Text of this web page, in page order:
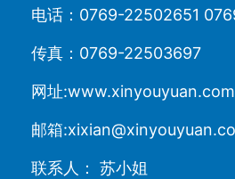
电话：0769-22502651
传真：0769-22503697
网址:www.xinyouyuan.com
邮箱
联系人： 苏小姐